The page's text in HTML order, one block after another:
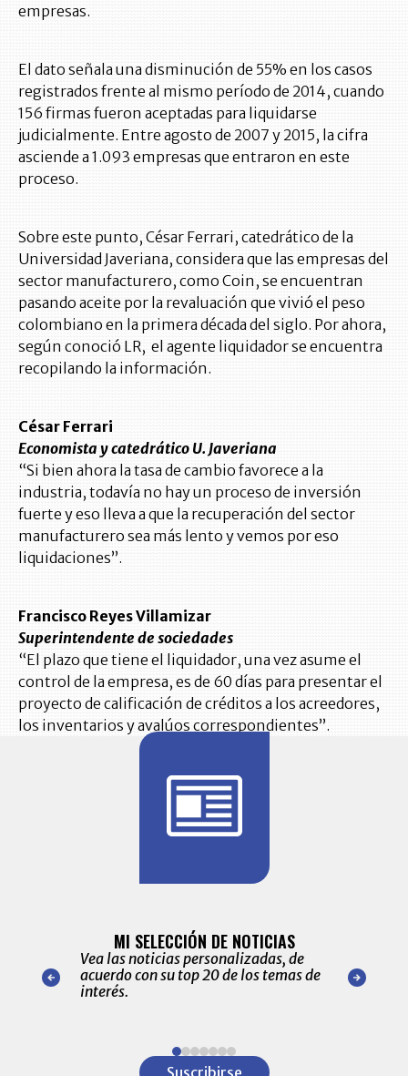
empresas.
El dato señala una disminución de 55% en los casos
registrados frente al mismo período de 2014, cuando
156 firmas fueron aceptadas para liquidarse
judicialmente. Entre agosto de 2007 y 2015, la cifra
asciende a 1.093 empresas que entraron en este
proceso.
Sobre este punto, César Ferrari, catedrático de la
Universidad Javeriana, considera que las empresas del
sector manufacturero, como Coin, se encuentran
pasando aceite por la revaluación que vivió el peso
colombiano en la primera década del siglo. Por ahora,
según conoció LR, el agente liquidador se encuentra
recopilando la información.
César Ferrari
Economista y catedrático U. Javeriana
“Si bien ahora la tasa de cambio favorece a la
industria, todavía no hay un proceso de inversión
fuerte y eso lleva a que la recuperación del sector
manufacturero sea más lento y vemos por eso
liquidaciones”.
Francisco Reyes Villamizar
Superintendente de sociedades
“El plazo que tiene el liquidador, una vez asume el
control de la empresa, es de 60 días para presentar el
proyecto de calificación de créditos a los acreedores,
los inventarios y avalúos correspondientes”.
nuestro
para
MI SELECCIÓN DE NOTICIAS
Vea las noticias personalizadas, de
acuerdo con su top 20 de los temas de
interés.
de las
Suscribirse